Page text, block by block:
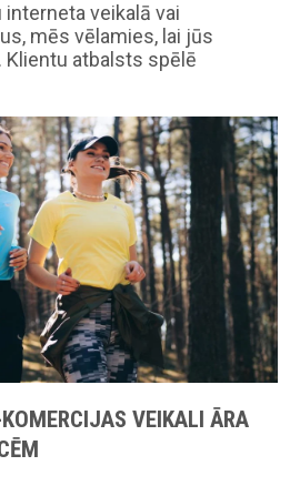
veikalā vai
mēs vēlamies, lai jūs
Klientu atbalsts spēlē
VEIKALI ĀRA